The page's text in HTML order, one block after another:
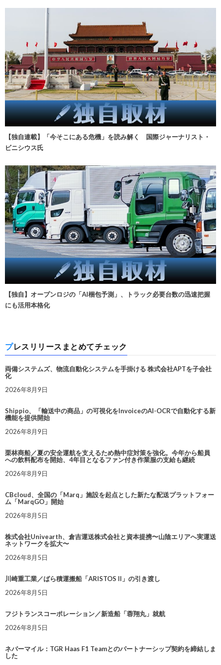
【独自連載】「今そこにある危機」を読み解く 国際ジャーナリスト・
ビニシウス氏
【独自】オープンロジの「AI梱包予測」、トラック必要台数の迅速把握
にも活用本格化
プレスリリースまとめてチェック
両備システムズ、物流自動化システムを手掛ける 株式会社APTを子会社
化
2026年8月9日
Shippio、「輸送中の商品」の可視化をInvoiceのAI-OCRで自動化する新
機能を提供開始
2026年8月9日
栗林商船／夏の安全運航を支えるため熱中症対策を強化。今年から船員
への飲料配布を開始、4年目となるファン付き作業服の支給も継続
2026年8月9日
CBcloud、全国の「Marq」施設を起点とした新たな配送プラットフォー
ム「MarqGO」開始
2026年8月5日
株式会社Univearth、倉吉運送株式会社と資本提携〜山陰エリアへ実運送
ネットワークを拡大〜
2026年8月5日
川崎重工業／ばら積運搬船「ARISTOS II」の引き渡し
2026年8月5日
フジトランスコーポレーション／新造船「蓉翔丸」就航
2026年8月5日
ネバーマイル：TGR Haas F1 Teamとのパートナーシップ契約を締結しま
した